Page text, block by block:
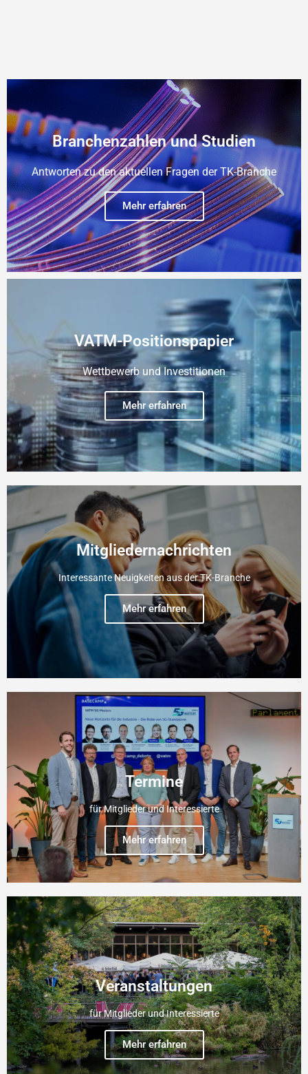
Branchenzahlen und Studien
Antworten zu den aktuellen Fragen der TK-Branche
Mehr erfahren
VATM-Positionspapier
Wettbewerb und Investitionen
Mehr erfahren
Mitgliedernachrichten
Interessante Neuigkeiten aus der TK-Branche
Mehr erfahren
Termine
für Mitglieder und Interessierte
Mehr erfahren
Veranstaltungen
für Mitglieder und Interessierte
Mehr erfahren